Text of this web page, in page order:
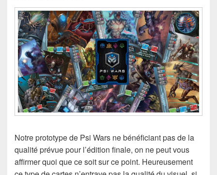
Notre prototype de Psi Wars ne bénéficiant pas de la
qualité prévue pour l’édition finale, on ne peut vous
affirmer quoi que ce soit sur ce point. Heureusement